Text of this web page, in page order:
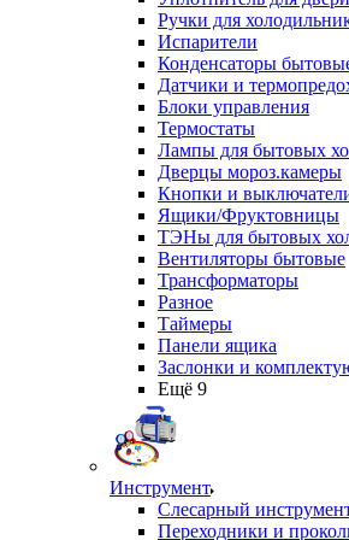
Ручки для
Испарители
Конденсаторы
Датчики и
Блоки управления
Термостаты
Лампы для бытовых
Дверцы мороз.камеры
Кнопки и
Ящики/Фруктовницы
ТЭНы для бытовых
Вентиляторы бытовые
Трансформаторы
Разное
Таймеры
Панели ящика
Заслонки и
Ещё 9
Инструмент
Слесарный
Переходники и